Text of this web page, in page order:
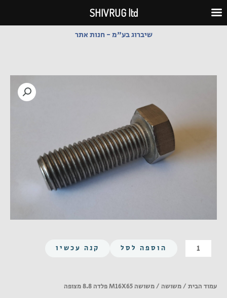
לתוכן
שיברוג בע"מ - חנות אתר
כמות
של
M16X65
הוספה לסל קנה עכשיו
עמוד הבית /משושה / משושה M16X65 פלדה 8.8 מצופה
SHIVRUG ltd